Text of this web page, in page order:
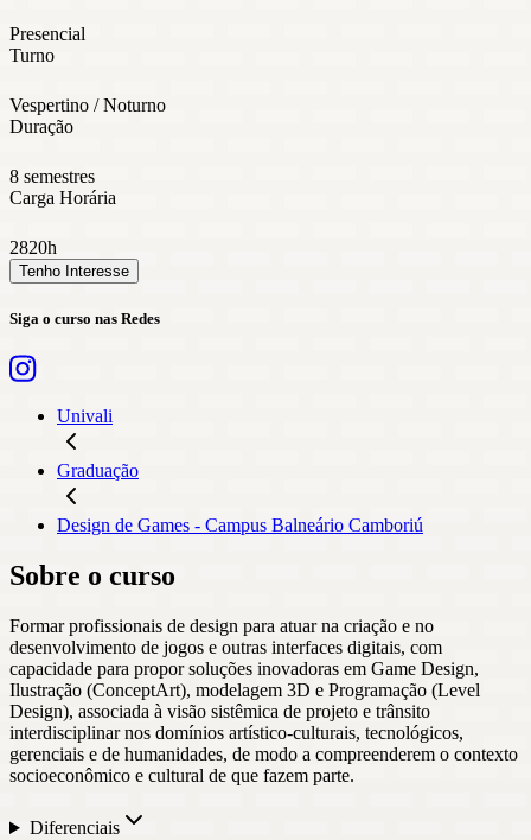
Presencial
Turno
Vespertino / Noturno
Duração
8 semestres
Carga Horária
2820h
Tenho Interesse
Siga o curso nas Redes
Univali
Graduação
Design de Games - Campus Balneário Camboriú
Sobre o curso
Formar profissionais de design para atuar na criação e no
desenvolvimento de jogos e outras interfaces digitais, com
capacidade para propor soluções inovadoras em Game Design,
Ilustração (ConceptArt), modelagem 3D e Programação (Level
Design), associada à visão sistêmica de projeto e trânsito
interdisciplinar nos domínios artístico-culturais, tecnológicos,
gerenciais e de humanidades, de modo a compreenderem o contexto
socioeconômico e cultural de que fazem parte.
Diferenciais